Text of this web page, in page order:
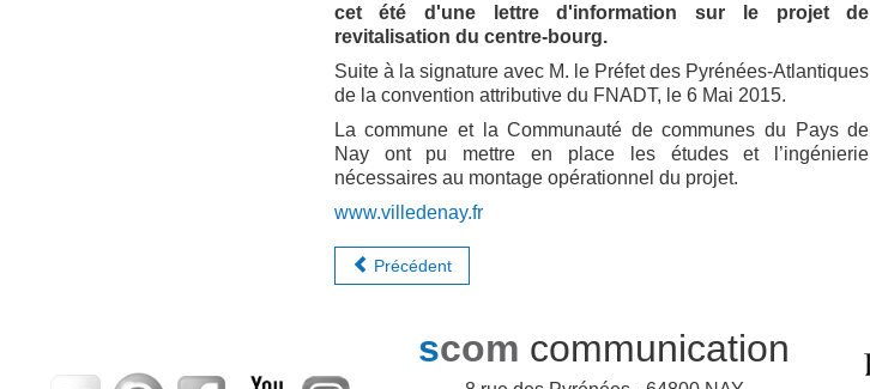
cet été d'une lettre d'information sur le projet de
revitalisation du centre-bourg.
Suite à la signature avec M. le Préfet des Pyrénées-Atlantiques
de la convention attributive du FNADT, le 6 Mai 2015.
La commune et la Communauté de communes du Pays de
Nay ont pu mettre en place les études et l’ingénierie
nécessaires au montage opérationnel du projet.
www.villedenay.fr
Précédent
scom communication